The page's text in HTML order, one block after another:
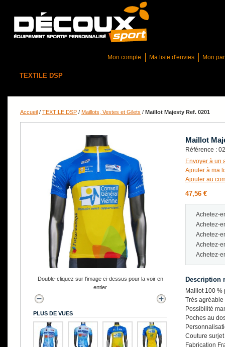
Mon compte Ma liste d'envies Mon
TEXTILE DSP
Accueil / TEXTILE DSP / Maillots, Vestes et Gilets / Maillot Majesty Ref. 0201
Maillot
Référence :
Envoyer à un
Ajouter à ma
Ajouter au
47,56 €
Achetez-
Achetez-
Achetez-
Achetez-
Achetez-
Description
Maillot 100 %
Très
Possibilité
Poches au
Couture
Fabrication
Double-cliquez sur l'image ci-dessus pour la voir en
entier
PLUS DE VUES